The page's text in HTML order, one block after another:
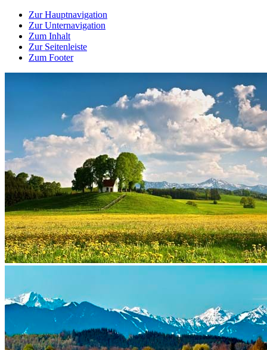
Zur Hauptnavigation
Zur Unternavigation
Zum Inhalt
Zur Seitenleiste
Zum Footer